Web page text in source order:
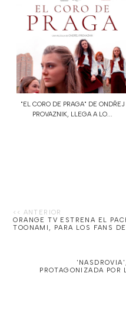
"EL CORO DE PRAGA" DE ONDŘEJ
PROVAZNIK, LLEGA A LO...
ORANGE TV ESTRENA EL
TOONAMI, PARA LOS FANS
PROTAGONIZADA